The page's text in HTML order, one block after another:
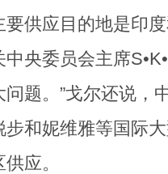
供应目的地是印
委员会主席S•K•
题。”戈尔还说，
和妮维雅等国际
应。